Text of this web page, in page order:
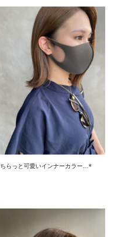
ちらっと可愛いインナーカラー…*